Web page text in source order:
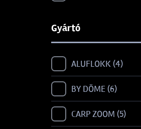
Gyártó
ALUFLOKK 4
BY DÖME 6
CARP ZOOM 5